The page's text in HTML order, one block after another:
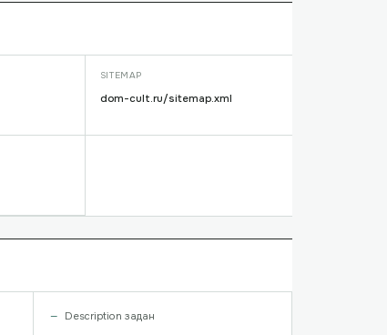
SITEMAP
dom-cult.ru/sitemap.xml
Description задан